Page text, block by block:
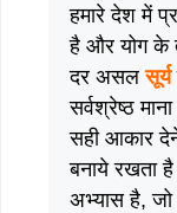
हमारे देश में
है और योग के
दर असलसूर्य
सर्वश्रेष्ठ
सही आकार
बनाये रखता
अभ्यास है, जो